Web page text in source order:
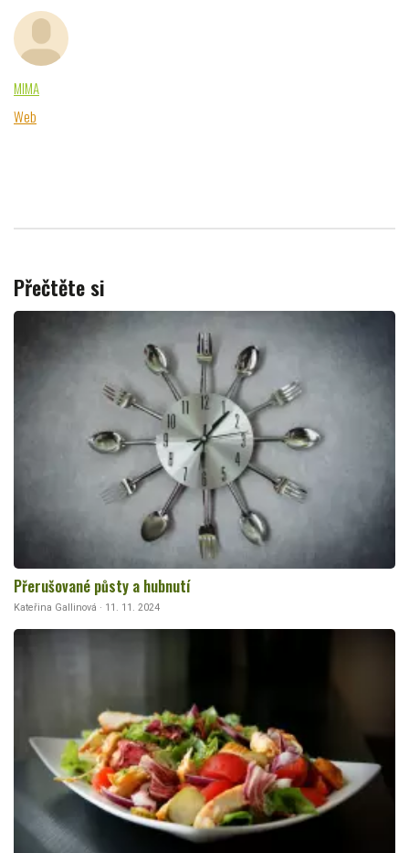
MIMA
Web
Přečtěte si
Přerušované půsty a hubnutí
Kateřina Gallinová · 11. 11. 2024